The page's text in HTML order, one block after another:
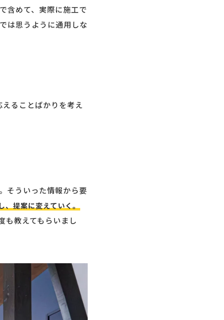
含めて、実際に施工で
は思うように通用しな
ることばかりを考え
そういった情報から要
提案に変えていく。
も教えてもらいまし